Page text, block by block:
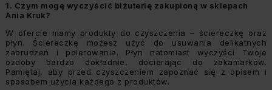
1. Czym mogę wyczyścić biżuterię zakupioną w sklepach
Ania Kruk?
W ofercie mamy produkty do czyszczenia – ściereczkę
oraz
płyn. Ściereczkę możesz użyć do usuwania delikatnych
zabrudzeń i polerowania. Płyn natomiast wyczyści Twoje
ozdoby bardzo dokładnie, docierając do zakamarków.
Pamiętaj, aby przed czyszczeniem zapoznać się z opisem i
sposobem użycia każdego z produktów.